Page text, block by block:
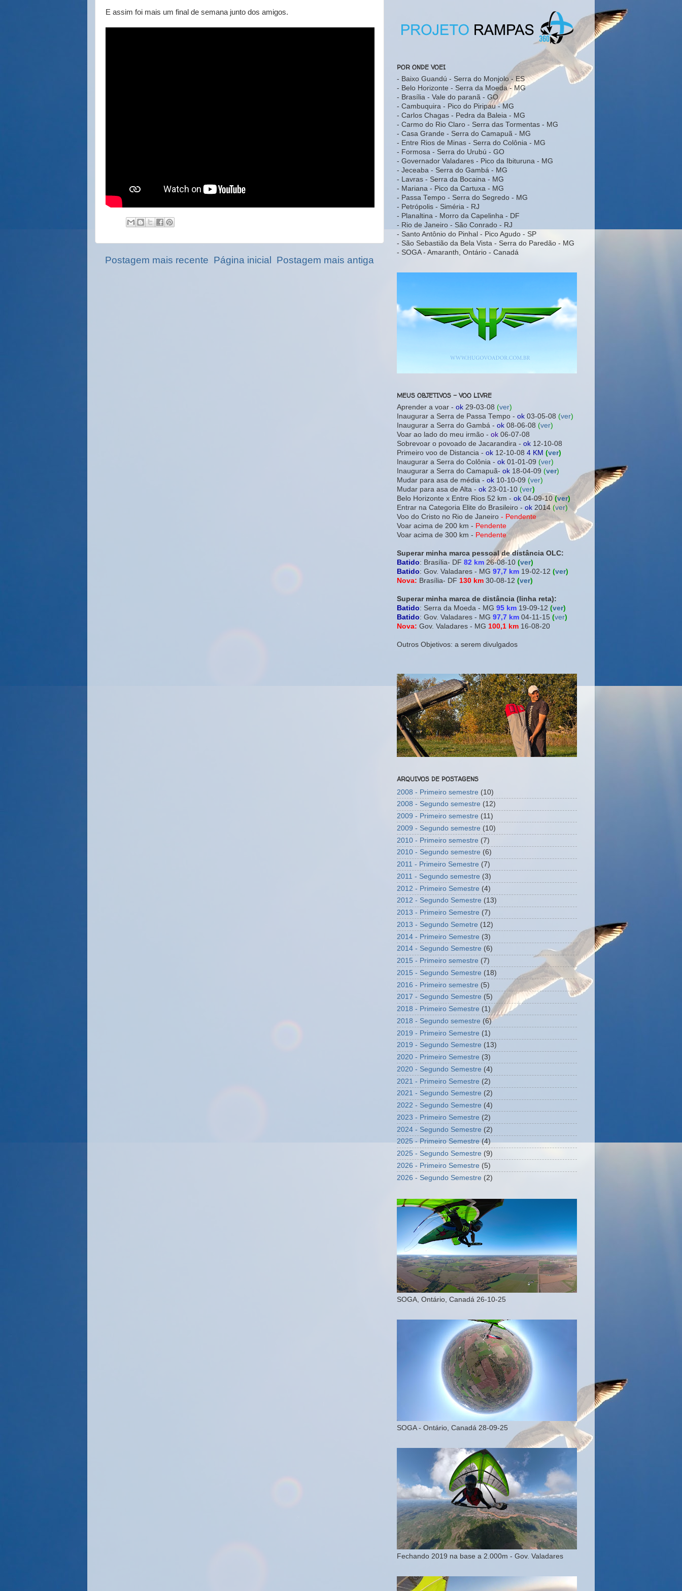
E assim foi mais um final de semana junto dos amigos.
Postagem mais recente Postagem mais antiga
Página inicial
POR ONDE VOEI
- Baixo Guandú - Serra do Monjolo - ES
- Belo Horizonte - Serra da Moeda - MG
- Brasília - Vale do paranã - GO
- Cambuquira - Pico do Piripau - MG
- Carlos Chagas - Pedra da Baleia - MG
- Carmo do Rio Claro - Serra das Tormentas - MG
- Casa Grande - Serra do Camapuã - MG
- Entre Rios de Minas - Serra do Colônia - MG
- Formosa - Serra do Urubú - GO
- Governador Valadares - Pico da Ibituruna - MG
- Jeceaba - Serra do Gambá - MG
- Lavras - Serra da Bocaina - MG
- Mariana - Pico da Cartuxa - MG
- Passa Tempo - Serra do Segredo - MG
- Petrópolis - Siméria - RJ
- Planaltina - Morro da Capelinha - DF
- Rio de Janeiro - São Conrado - RJ
- Santo Antônio do Pinhal - Pico Agudo - SP
- São Sebastião da Bela Vista - Serra do Paredão - MG
- SOGA - Amaranth, Ontário - Canadá
MEUS OBJETIVOS - VOO LIVRE
Aprender a voar - ok 29-03-08 (ver)
Inaugurar a Serra de Passa Tempo - ok 03-05-08 (ver)
Inaugurar a Serra do Gambá - ok 08-06-08 (ver)
Voar ao lado do meu irmão - ok 06-07-08
Sobrevoar o povoado de Jacarandira - ok 12-10-08
Primeiro voo de Distancia - ok 12-10-08 4 KM (ver)
Inaugurar a Serra do Colônia - ok 01-01-09 (ver)
Inaugurar a Serra do Camapuã- ok 18-04-09 (ver)
Mudar para asa de média - ok 10-10-09 (ver)
Mudar para asa de Alta - ok 23-01-10 (ver)
Belo Horizonte x Entre Rios 52 km - ok 04-09-10 (ver)
Entrar na Categoria Elite do Brasileiro - ok 2014 (ver)
Voo do Cristo no Rio de Janeiro - Pendente
Voar acima de 200 km - Pendente
Voar acima de 300 km - Pendente
Superar minha marca pessoal de distância OLC:
Batido: Brasília- DF 82 km 26-08-10 (ver)
Batido: Gov. Valadares - MG 97,7 km 19-02-12 (ver)
Nova: Brasília- DF 130 km 30-08-12 (ver)
Superar minha marca de distância (linha reta):
Batido: Serra da Moeda - MG 95 km 19-09-12 (ver)
Batido: Gov. Valadares - MG 97,7 km 04-11-15 (ver)
Nova: Gov. Valadares - MG 100,1 km 16-08-20
Outros Objetivos: a serem divulgados
ARQUIVOS DE POSTAGENS
2008 - Primeiro semestre (10)
2008 - Segundo semestre (12)
2009 - Primeiro semestre (11)
2009 - Segundo semestre (10)
2010 - Primeiro semestre (7)
2010 - Segundo semestre (6)
2011 - Primeiro Semestre (7)
2011 - Segundo semestre (3)
2012 - Primeiro Semestre (4)
2012 - Segundo Semestre (13)
2013 - Primeiro Semestre (7)
2013 - Segundo Semetre (12)
2014 - Primeiro Semestre (3)
2014 - Segundo Semestre (6)
2015 - Primeiro semestre (7)
2015 - Segundo Semestre (18)
2016 - Primeiro semestre (5)
2017 - Segundo Semestre (5)
2018 - Primeiro Semestre (1)
2018 - Segundo semestre (6)
2019 - Primeiro Semestre (1)
2019 - Segundo Semestre (13)
2020 - Primeiro Semestre (3)
2020 - Segundo Semestre (4)
2021 - Primeiro Semestre (2)
2021 - Segundo Semestre (2)
2022 - Segundo Semestre (4)
2023 - Primeiro Semestre (2)
2024 - Segundo Semestre (2)
2025 - Primeiro Semestre (4)
2025 - Segundo Semestre (9)
2026 - Primeiro Semestre (5)
2026 - Segundo Semestre (2)
SOGA, Ontário, Canadá 26-10-25
SOGA - Ontário, Canadá 28-09-25
Fechando 2019 na base a 2.000m - Gov. Valadares